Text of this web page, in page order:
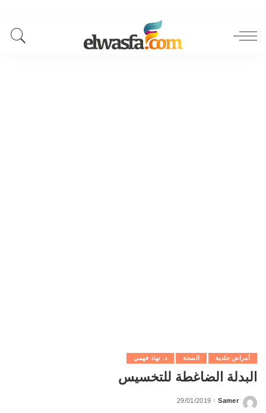
أمراض جلدية الصحة د. نهاد فهمي
البدلة الضاغطة للتخسيس
Posted
Samer
29/01/2019